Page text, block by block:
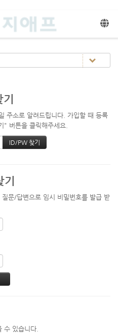
너뛰기
주소로 알려드립니다. 가입할 때 등록
버튼을 클릭해주세요.
문/답변으로 임시 비밀번호를 발급 받
수 있습니다.